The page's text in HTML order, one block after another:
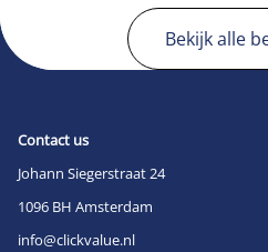
Bekijk alle
Contact us
Johann Siegerstraat 24
1096 BH Amsterdam
info@clickvalue.nl